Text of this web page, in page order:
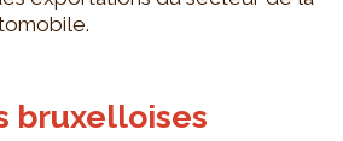
bruxelloises